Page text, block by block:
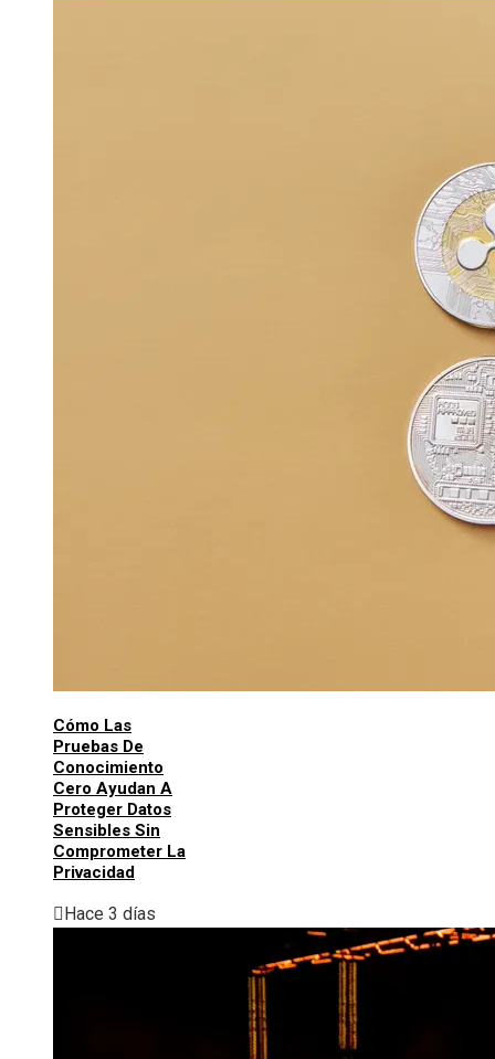
Cómo Las
Pruebas De
Conocimiento
Cero Ayudan A
Proteger Datos
Sensibles Sin
Comprometer La
Privacidad
Hace 3 días